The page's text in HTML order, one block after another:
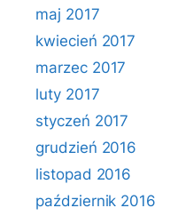
maj 2017
kwiecień 2017
marzec 2017
luty 2017
styczeń 2017
grudzień 2016
listopad 2016
październik 2016